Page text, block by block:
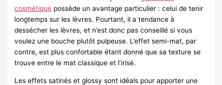
cosmétique possède un avantage particulier : celui de tenir
longtemps sur les lèvres. Pourtant, il a tendance à
dessécher les lèvres, et n’est donc pas conseillé si vous
voulez une bouche plutôt pulpeuse. L’effet semi-mat, par
contre, est plus confortable étant donné que sa texture se
trouve entre le mat classique et l’irisé.
Les effets satinés et glossy sont idéals pour apporter une